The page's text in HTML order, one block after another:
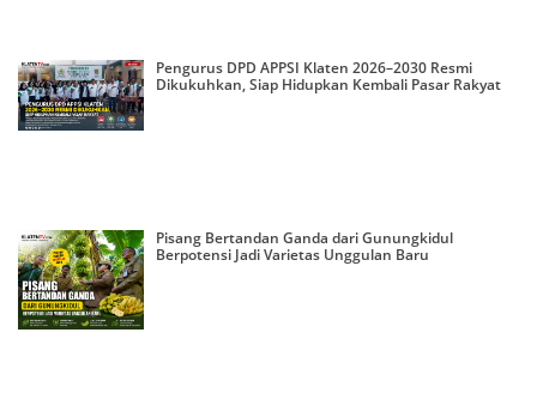
Pengurus DPD APPSI Klaten 2026–2030 Resmi
Dikukuhkan, Siap Hidupkan Kembali Pasar Rakyat
Pisang Bertandan Ganda dari Gunungkidul
Berpotensi Jadi Varietas Unggulan Baru